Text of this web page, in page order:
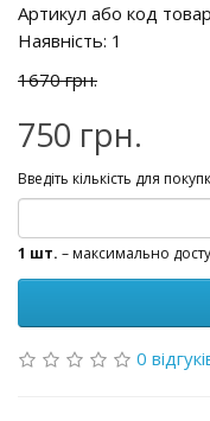
Артикул або код
Наявність: 1
1670 грн.
750 грн.
Введіть кількість для
1 шт. – максимально
0